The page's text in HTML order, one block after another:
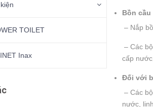
Bồn cầu
– Nắp
– Các
cấp
Đối với
– Các
nước,
TOILET
Inax